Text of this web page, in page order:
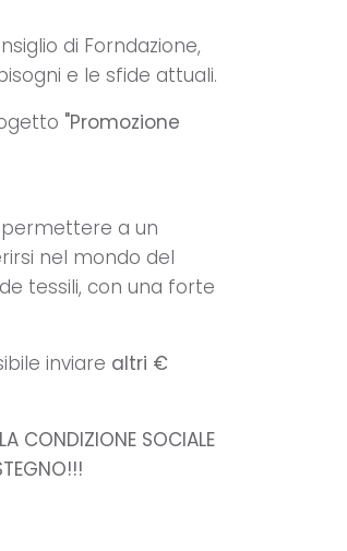
di Forndazione,
e le sfide attuali.
"Promozione
permettere a un
nel mondo del
tessili, con una forte
inviare altri €
CONDIZIONE SOCIALE